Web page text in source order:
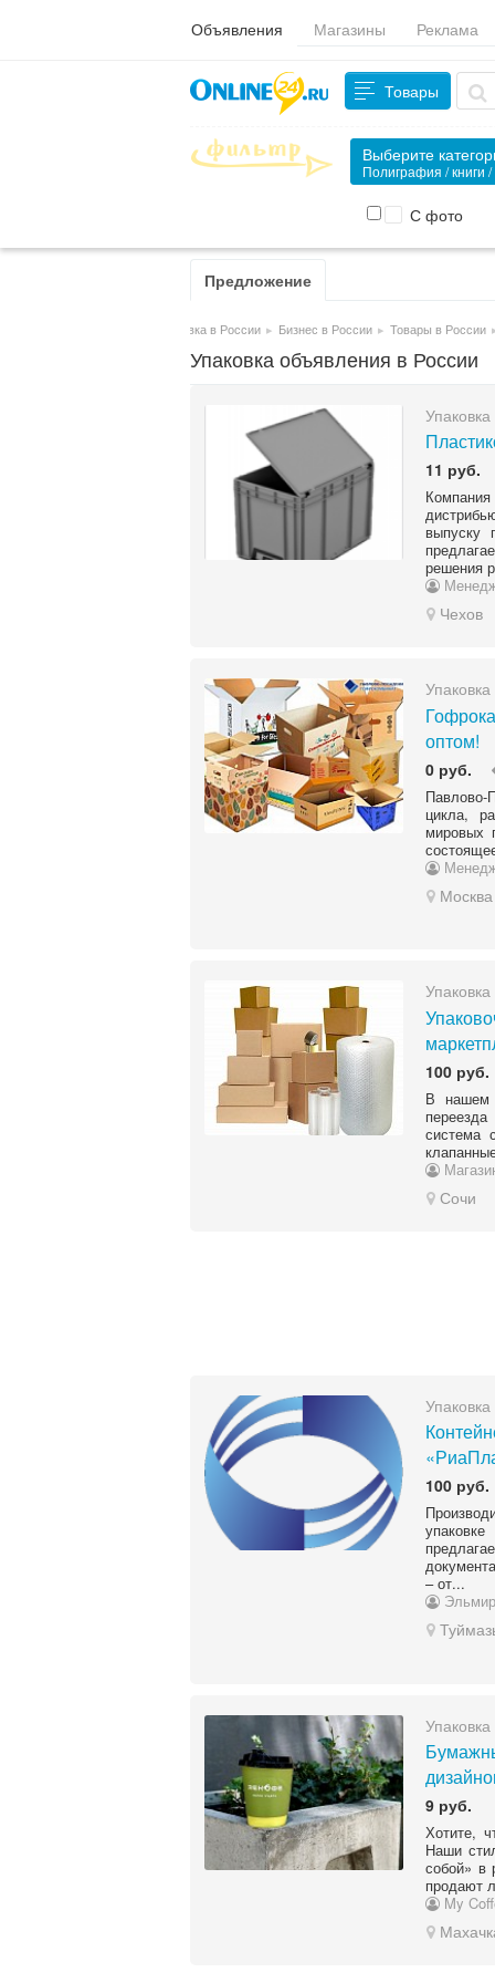
Объявления Магазины Реклама
Товары
Выберите
Полиграфия / книги
С фото
Предложение
Упаковка в России ▸ Бизнес в России ▸ Товары в России
Упаковка объявления в России
Упаковка
11 руб.
выпуску
решения
Чехов
Упаковка
оптом!
0 руб.
Павлово-
цикла,
мировых
Москва
Упаковка
100 руб.
В нашем
система
Сочи
Упаковка
100 руб.
– от...
Упаковка
9 руб.
Хотите,
Наши
собой» в
продают
My